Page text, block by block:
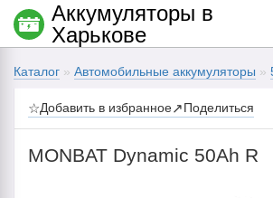
Каталог » Автомобильные аккумуляторы »
☆Добавить в избранное↗Поделиться
MONBAT Dynamic 50Ah R
Аккумуляторы в
Харькове